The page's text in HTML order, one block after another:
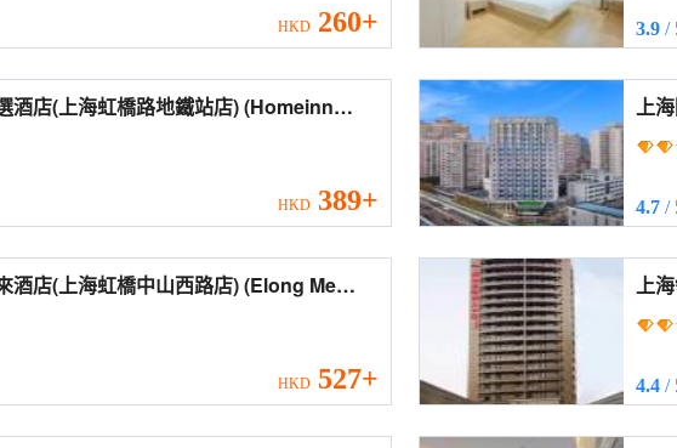
HKD 260+ 3.9/
店(上海虹橋路地鐵站店) (Homeinn
(Shanghai Hongqiao Road Subway
HKD 389+
上海
4.7/
店(上海虹橋中山西路店) (Elong Me
(Shanghai Hongqiao Zhongshan
HKD 527+
上海
4.4/